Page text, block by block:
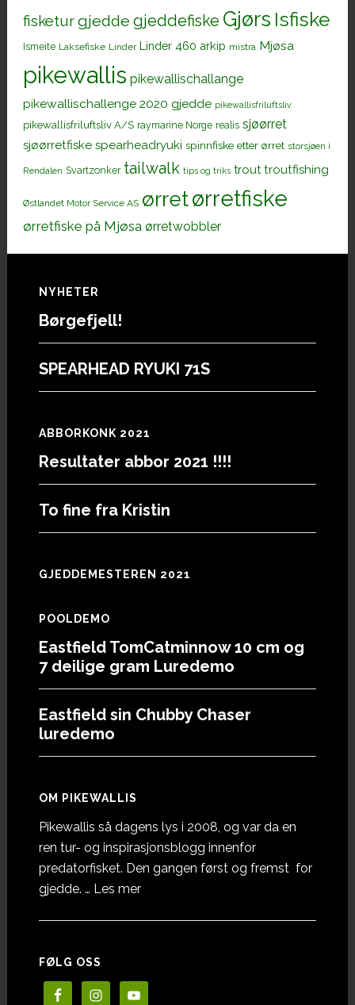
fisketurgjedde gjeddefiske Gjørs Isfiske
Ismeite Laksefiske Linder Linder 460 arkip mistra Mjøsa
pikewallis pikewallischallange
pikewallischallenge 2020 gjedde pikewallisfriluftsliv
pikewallisfriluftsliv A/S raymarine Norge realis sjøørret
sjøørretfiske spearheadryuki spinnfiske etter ørret storsjøen i
Rendalen Svartzonker tailwalk tips og triks trout troutfishing
Østlandet Motor Service AS ørretørretfiske
ørretfiske på Mjøsa ørretwobbler
Footer
NYHETER
Børgefjell!
SPEARHEAD RYUKI 71S
ABBORKONK 2021
Resultater abbor 2021 !!!!
To fine fra Kristin
GJEDDEMESTEREN 2021
POOLDEMO
Eastfield TomCatminnow 10 cm og
7 deilige gram Luredemo
Eastfield sin Chubby Chaser
luredemo
OM PIKEWALLIS
Pikewallis så dagens lys i 2008, og var da en
ren tur- og inspirasjonsblogg innenfor
predatorfisket. Den gangen først og fremst for
gjedde. … Les meromOm
FØLG OSS